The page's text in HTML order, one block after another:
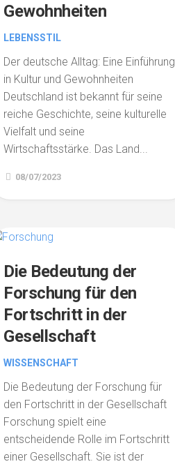
Gewohnheiten
LEBENSSTIL
Der deutsche Alltag: Eine Einführung
in Kultur und Gewohnheiten
Deutschland ist bekannt für seine
reiche Geschichte, seine kulturelle
Vielfalt und seine
Wirtschaftsstärke. Das Land...
08/07/2023
Die Bedeutung der
Forschung für den
Fortschritt in der
Gesellschaft
WISSENSCHAFT
Die Bedeutung der Forschung für
den Fortschritt in der Gesellschaft
Forschung spielt eine
entscheidende Rolle im Fortschritt
einer Gesellschaft. Sie ist der